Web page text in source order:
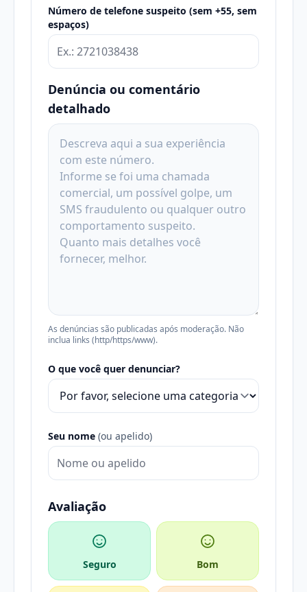
Número de telefone suspeito (sem +55, sem
espaços)
Denúncia ou comentário
detalhado
As denúncias são publicadas após moderação. Não
inclua links (http/https/www).
O que você quer denunciar?
Seu nome (ou apelido)
Avaliação
Seguro Bom